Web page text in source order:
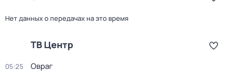
Нет данных о передачах на это время
ТВ Центр
05:25 Овраг